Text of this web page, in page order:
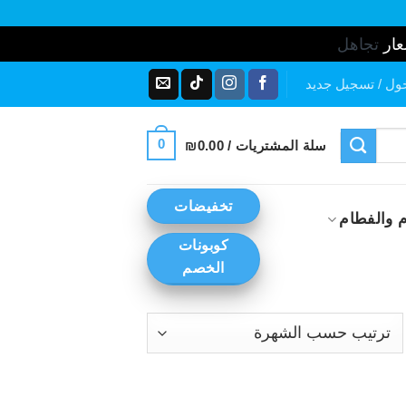
تجاهل
/ تسجيل جديد
سلة المشتريات / ₪0.00
0
والفطام
تخفيضات
كوبونات
الخصم